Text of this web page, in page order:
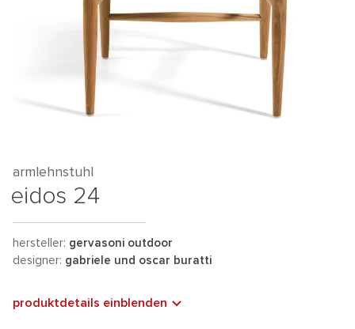
armlehnstuhl
eidos 24
hersteller: gervasoni outdoor
designer: gabriele und oscar buratti
produktdetails einblenden